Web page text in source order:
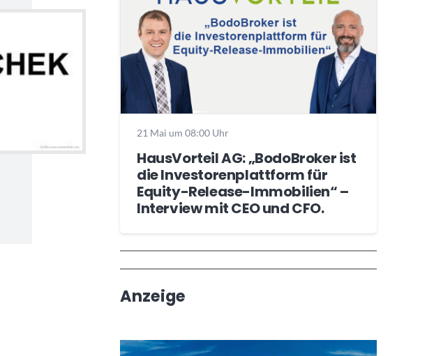
21 Mai um 08:00 Uhr
HausVorteil AG: „BodoBroker ist
die Investorenplattform für
Equity-Release-Immobilien“ –
Interview mit CEO und CFO.
Wochenrückblick
Trendthemen
Anzeige